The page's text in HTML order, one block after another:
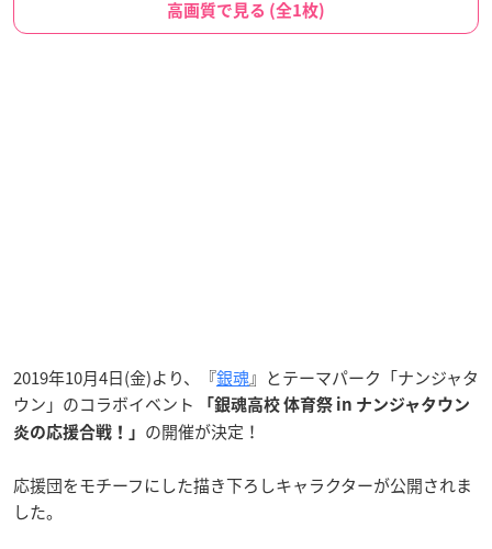
高画質で見る (全1枚)
2019年10月4日(金)より、『銀魂』とテーマパーク「ナンジャタ
ウン」のコラボイベント
「銀魂高校 体育祭 in ナンジャタウン
炎の応援合戦！」 の開催が決定！
応援団をモチーフにした描き下ろしキャラクターが公開されま
した。